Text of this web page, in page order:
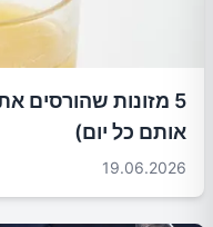
5 מזונות שהורסים
אותם כל יום)
19.06.2026